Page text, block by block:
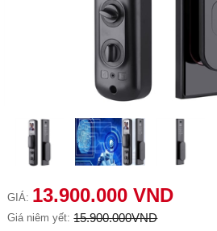
GIÁ: 13.900.000 VND
Giá niêm yết: 15.900.000VND